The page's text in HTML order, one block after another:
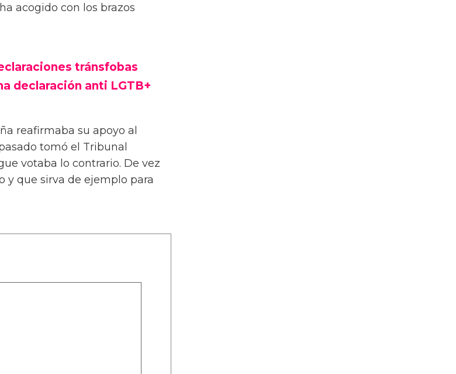
acogido con los brazos
tránsfobas
declaración anti LGTB+
reafirmaba su apoyo al
tomó el Tribunal
votaba lo contrario. De vez
y que sirva de ejemplo para